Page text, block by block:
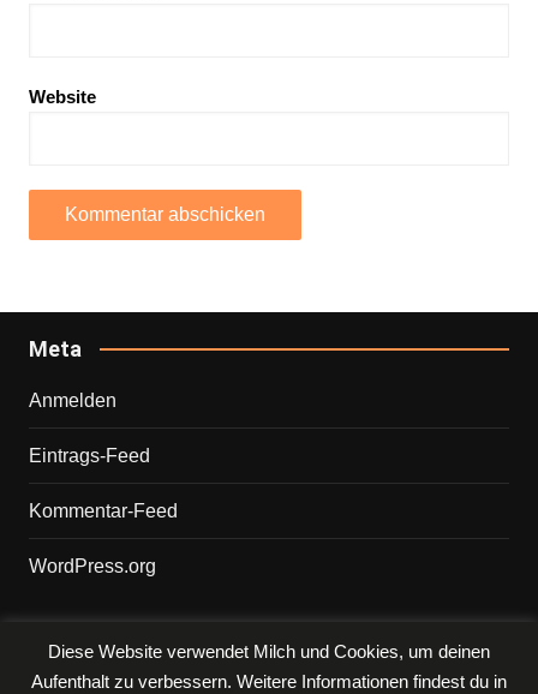
Website
Meta
Anmelden
Eintrags-Feed
Kommentar-Feed
WordPress.org
Copyright © 2026 PHILIPP. Alle Rechte vorbehalten.
Diese Website verwendet Milch und Cookies, um deinen
Aufenthalt zu verbessern. Weitere Informationen findest du in